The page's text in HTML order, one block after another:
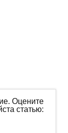
Оцените
статью: